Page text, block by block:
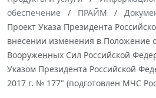
обеспечение
ПРАЙМ
Проект Указа Президента
внесении изменения в Положение
Вооруженных Сил Российской
Указом Президента Российской
2017 г. № 177" (подготовлен МЧС